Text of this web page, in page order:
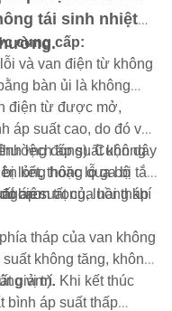
tái sinh nhiệt
cung cấp:
và van điện từ không
bàn ủi là không
điện từ được mở,
áp suất cao, do đó van
lệch áp suất không
kết, thông qua bộ
áp suất của hai tháp
đóng). Cuộn dây
lỏng hoặc lỗ ga bị tắc.
cao. trọng, luồng khí
tháp của van không
không tăng, không
giảm).
vị trí. Khi kết thúc
bình áp suất thấp